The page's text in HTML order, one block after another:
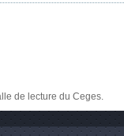
de lecture du Ceges.